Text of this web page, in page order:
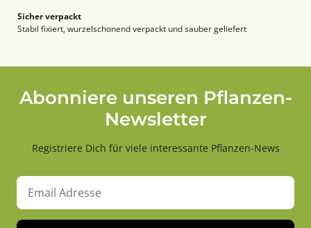
Sicher verpackt
Stabil fixiert, wurzelschonend verpackt und sauber geliefert
Abonniere unseren Pflanzen-
Newsletter
Registriere Dich für viele interessante Pflanzen-News